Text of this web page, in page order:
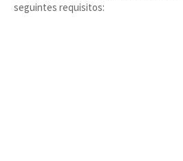
seguintes requisitos: